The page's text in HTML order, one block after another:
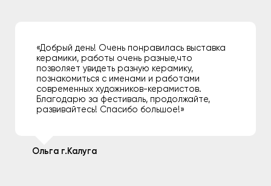
«Добрый день! Очень понравилась выставка
керамики, работы очень разные,что
позволяет увидеть разную керамику,
познакомиться с именами и работами
современных художников-керамистов.
Благодарю за фестиваль, продолжайте,
развивайтесь! Спасибо большое!»
Ольга г.Калуга